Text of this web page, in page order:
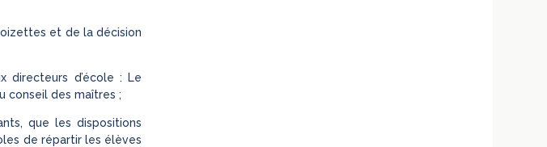
et de la décision
directeurs d’école : Le
conseil des maîtres ;
que les dispositions
de répartir les élèves